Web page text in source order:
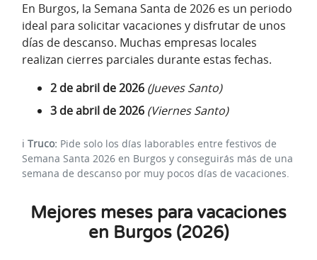
En Burgos, la Semana Santa de 2026 es un periodo
ideal para solicitar vacaciones y disfrutar de unos
días de descanso. Muchas empresas locales
realizan cierres parciales durante estas fechas.
2 de abril de 2026 (Jueves Santo)
3 de abril de 2026 (Viernes Santo)
ℹ️ Truco: Pide solo los días laborables entre festivos de
Semana Santa 2026 en Burgos y conseguirás más de una
semana de descanso por muy pocos días de vacaciones.
Mejores meses para vacaciones
en Burgos (2026)